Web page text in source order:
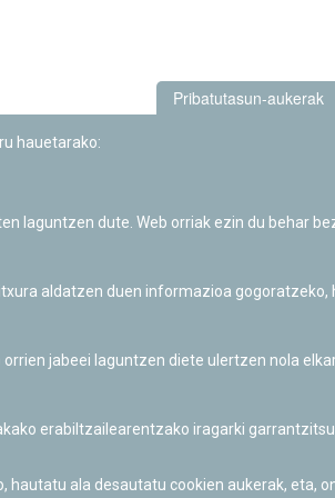
Pribatutasun-aukerak
hauetarako:
laguntzen dute. Web orriak ezin du behar
aldatzen duen informazioa gogoratzeko,
jabeei laguntzen diete ulertzen nola
erabiltzailearentzako iragarki
ala desautatu cookien aukerak, eta,